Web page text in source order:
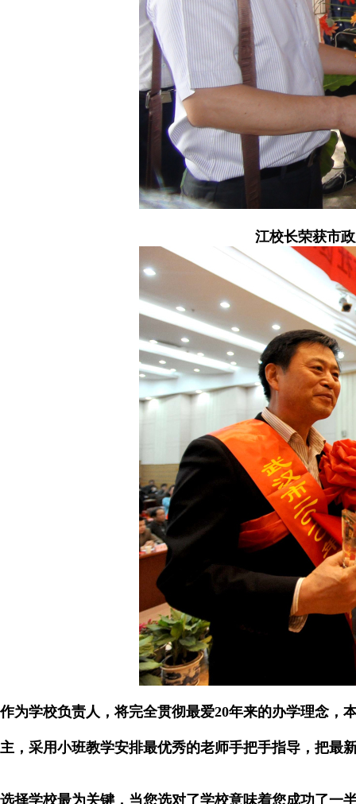
江校长荣获市
作为学校负责人，将完全贯彻最爱20年来的办学理念，
主，采用小班教学安排最优秀的老师手把手指导，把最
选择学校最为关键，当您选对了学校意味着您成功了一